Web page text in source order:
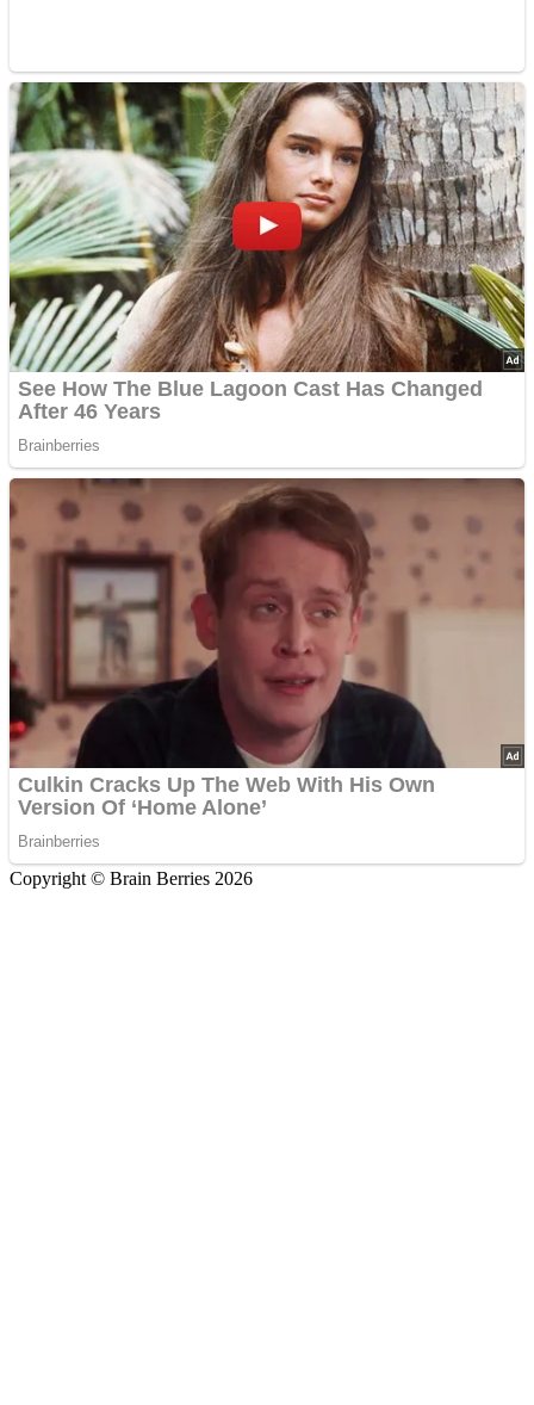
Copyright © Brain Berries 2026